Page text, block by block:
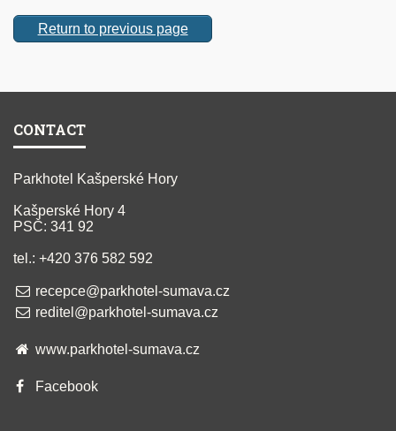
Return to previous page
CONTACT
Parkhotel Kašperské Hory
Kašperské Hory 4
PSČ: 341 92
tel.: +420 376 582 592
recepce@parkhotel-sumava.cz
reditel@parkhotel-sumava.cz
www.parkhotel-sumava.cz
Facebook